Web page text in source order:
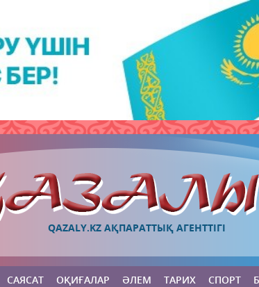
QAZALY.KZ АҚПАРАТТЫҚ АГЕНТТІГІ
САЯСАТ ОҚИҒАЛАР ӘЛЕМ ТАРИХ СПОРТ